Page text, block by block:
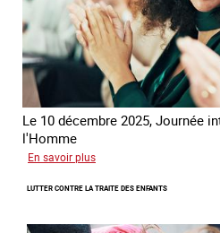
Le 10 décembre 2025, Journée
l'Homme
En savoir plus
du
des
LUTTER CONTRE LA TRAITE DES ENFANTS